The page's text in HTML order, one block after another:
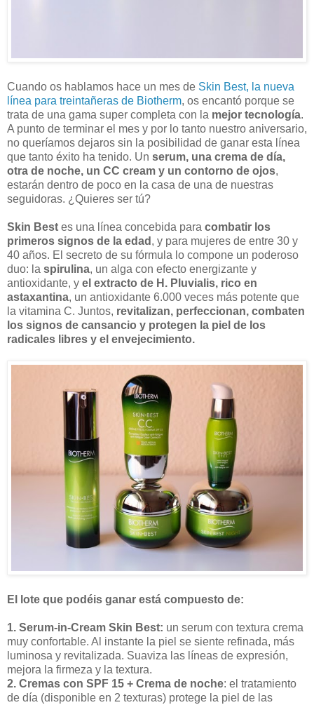
Cuando os hablamos hace un mes de Skin Best, la nueva
línea para treintañeras de Biotherm, os encantó porque se
trata de una gama super completa con la mejor tecnología.
A punto de terminar el mes y por lo tanto nuestro aniversario,
no queríamos dejaros sin la posibilidad de ganar esta línea
que tanto éxito ha tenido. Un serum, una crema de día,
otra de noche, un CC cream y un contorno de ojos,
estarán dentro de poco en la casa de una de nuestras
seguidoras. ¿Quieres ser tú?
Skin Best es una línea concebida para combatir los
primeros signos de la edad , y para mujeres de entre 30 y
40 años. El secreto de su fórmula lo compone un poderoso
duo: la spirulina, un alga con efecto energizante y
antioxidante, y el extracto de H. Pluvialis, rico en
astaxantina, un antioxidante 6.000 veces más potente que
la vitamina C. Juntos, revitalizan, perfeccionan, combaten
los signos de cansancio y protegen la piel de los
radicales libres y el envejecimiento.
El lote que podéis ganar está compuesto de:
1. Serum-in-Cream Skin Best: un serum con textura crema
muy confortable. Al instante la piel se siente refinada, más
luminosa y revitalizada. Suaviza las líneas de expresión,
mejora la firmeza y la textura.
2. Cremas con SPF 15 + Crema de noche: el tratamiento
de día (disponible en 2 texturas) protege la piel de las